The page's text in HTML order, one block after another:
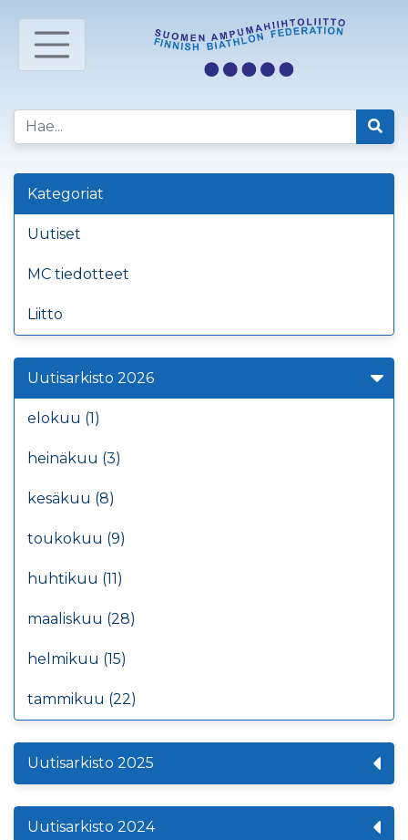
Kategoriat
Uutiset
MC tiedotteet
Liitto
Uutisarkisto 2026
elokuu (1)
heinäkuu (3)
kesäkuu (8)
toukokuu (9)
huhtikuu (11)
maaliskuu (28)
helmikuu (15)
tammikuu (22)
Uutisarkisto 2025
Uutisarkisto 2024